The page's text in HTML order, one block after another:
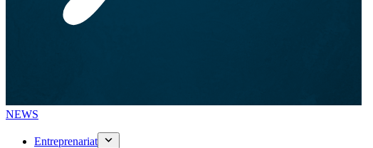
NEWS
Entreprenariat